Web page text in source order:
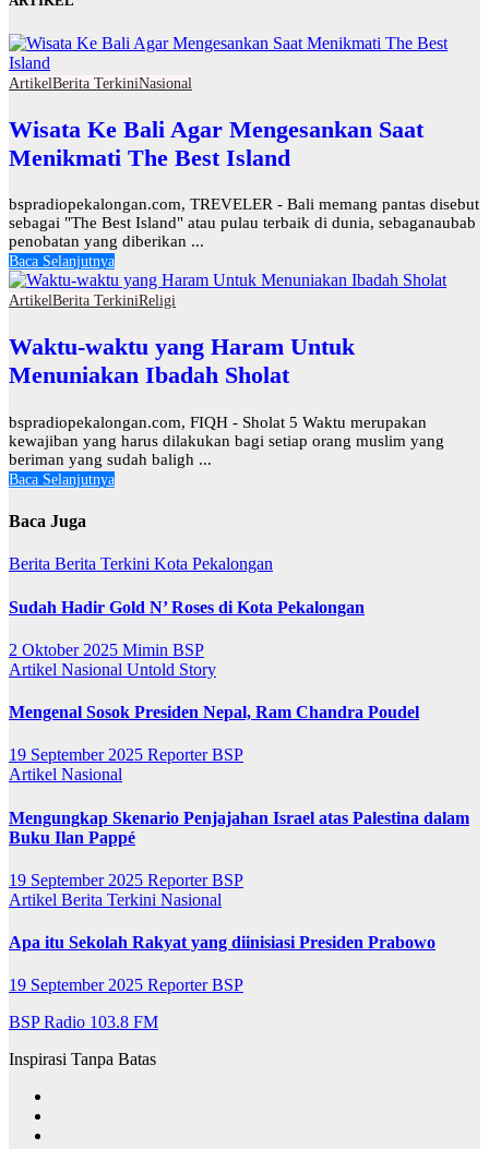
ArtikelBerita TerkiniNasional
Wisata Ke Bali Agar Mengesankan Saat
Menikmati The Best Island
bspradiopekalongan.com, TREVELER - Bali memang pantas disebut
sebagai "The Best Island" atau pulau terbaik di dunia, sebaganaubab
penobatan yang diberikan ...
Baca Selanjutnya
ArtikelBerita TerkiniReligi
Waktu-waktu yang Haram Untuk
Menuniakan Ibadah Sholat
bspradiopekalongan.com, FIQH - Sholat 5 Waktu merupakan
kewajiban yang harus dilakukan bagi setiap orang muslim yang
beriman yang sudah baligh ...
Baca Selanjutnya
Baca Juga
Berita Berita Terkini Kota Pekalongan
Sudah Hadir Gold N’ Roses di Kota Pekalongan
2 Oktober 2025 Mimin BSP
Artikel Nasional Untold Story
Mengenal Sosok Presiden Nepal, Ram Chandra Poudel
19 September 2025 Reporter BSP
Artikel Nasional
Mengungkap Skenario Penjajahan Israel atas Palestina dalam
Buku Ilan Pappé
19 September 2025 Reporter BSP
Artikel Berita Terkini Nasional
Apa itu Sekolah Rakyat yang diinisiasi Presiden Prabowo
19 September 2025 Reporter BSP
BSP Radio 103.8 FM
Inspirasi Tanpa Batas